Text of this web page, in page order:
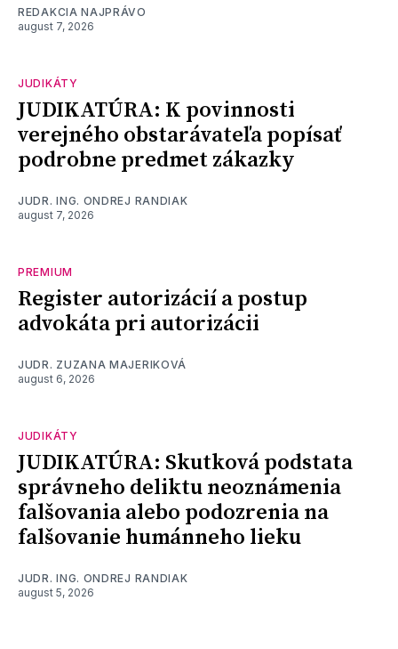
REDAKCIA NAJPRÁVO
august 7, 2026
JUDIKÁTY
JUDIKATÚRA: K povinnosti
verejného obstarávateľa popísať
podrobne predmet zákazky
JUDR. ING. ONDREJ RANDIAK
august 7, 2026
PREMIUM
Register autorizácií a postup
advokáta pri autorizácii
JUDR. ZUZANA MAJERIKOVÁ
august 6, 2026
JUDIKÁTY
JUDIKATÚRA: Skutková podstata
správneho deliktu neoznámenia
falšovania alebo podozrenia na
falšovanie humánneho lieku
JUDR. ING. ONDREJ RANDIAK
august 5, 2026